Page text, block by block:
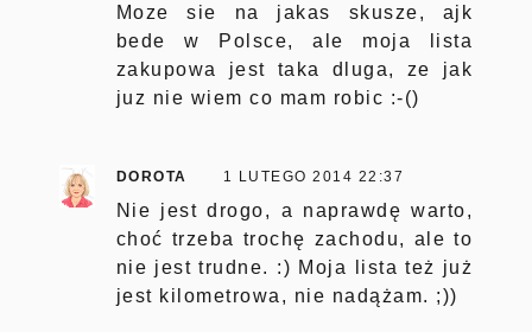
Moze sie na jakas skusze, ajk
bede w Polsce, ale moja lista
zakupowa jest taka dluga, ze jak
juz nie wiem co mam robic :-()
DOROTA 1 LUTEGO 2014 22:37
Nie jest drogo, a naprawdę warto,
choć trzeba trochę zachodu, ale to
nie jest trudne. :) Moja lista też już
jest kilometrowa, nie nadążam. ;))